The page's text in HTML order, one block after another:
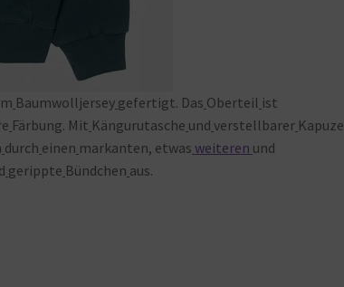
Baumwolljersey gefertigt. Das Oberteil ist
Färbung. Mit Kängurutasche und verstellbarer Kapuze
durch einen markanten, etwas weiteren und
gerippte Bündchen aus.